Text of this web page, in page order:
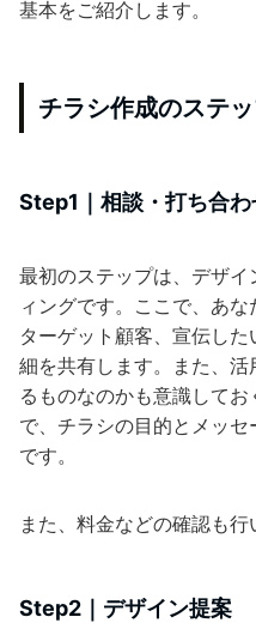
基本をご紹介します。
チラシ作成のステ
Step1｜相談・打ち合わ
最初のステップは、デザ
ィングです。ここで、あな
ターゲット顧客、宣伝し
細を共有します。また、
るものなのかも意識して
で、チラシの目的とメッ
です。
また、料金などの確認も行
Step2｜デザイン提案